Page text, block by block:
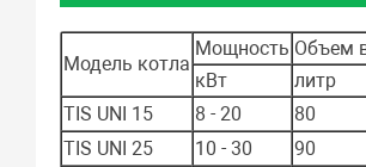
Модель котла
Мощность Объем
кВт
литр
TIS UNI 15
8 - 20 80
TIS UNI 25 10 - 30 90